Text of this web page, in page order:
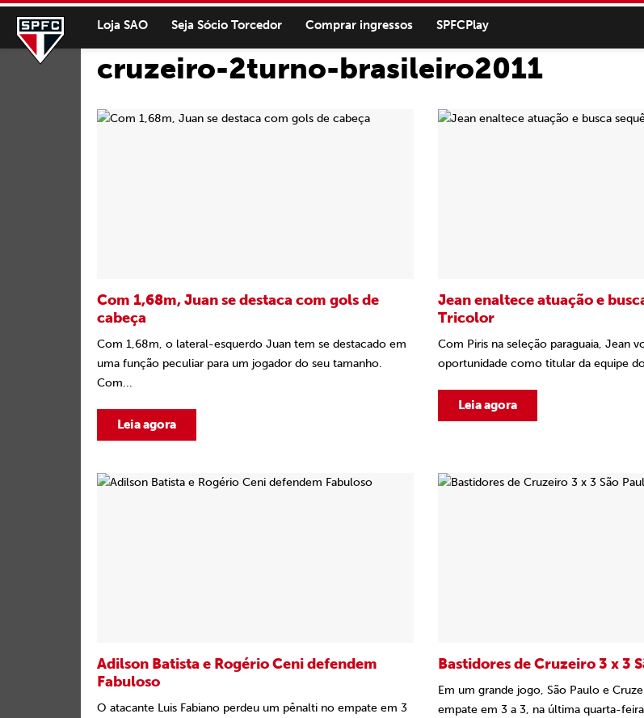
Loja SAO Seja Sócio Torcedor Comprar ingressos SPFCPlay
cruzeiro-2turno-brasileiro2011
Com 1,68m, Juan se destaca com gols de
cabeça
Com 1,68m, o lateral-esquerdo Juan tem se destacado em
uma função peculiar para um jogador do seu tamanho.
Com...
Leia agora
Jean enaltece atuação e
Tricolor
Com Piris na seleção paraguaia, Jean
oportunidade como titular da equipe
Leia agora
Adilson Batista e Rogério Ceni defendem
Fabuloso
O atacante Luis Fabiano perdeu um pênalti no empate em 3
Bastidores de Cruzeiro 3 x 3
Em um grande jogo, São Paulo e
empate em 3 a 3, na última quarta-